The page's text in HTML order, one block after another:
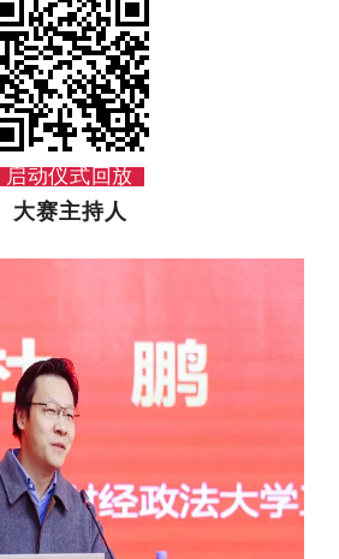
启动仪式回放
大赛主持人